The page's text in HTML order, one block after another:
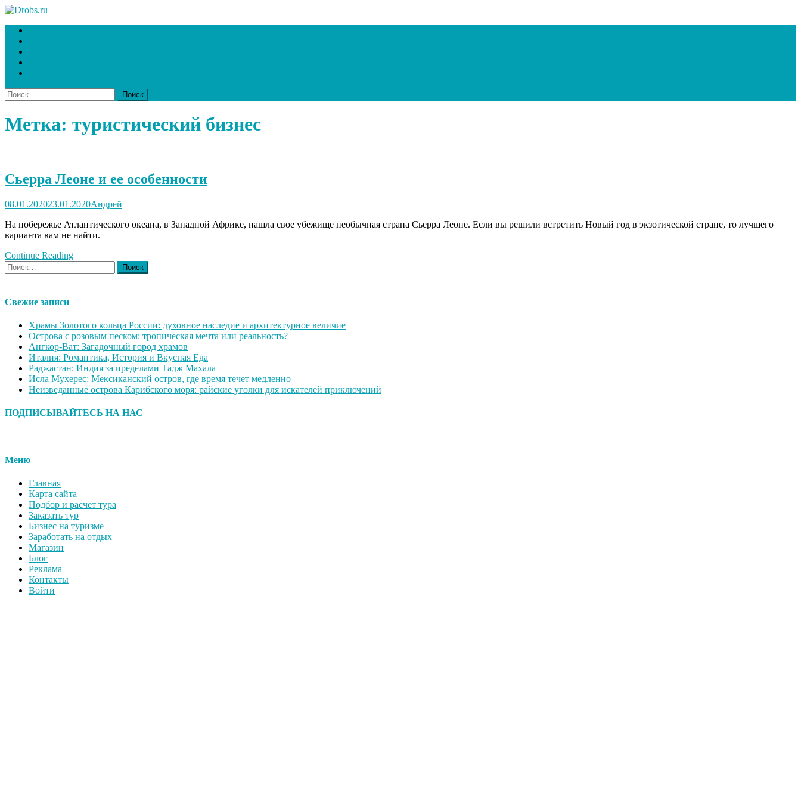
Skip
content
Drobs.ru
Ваш гид в мире туризма
Найти:
Метка: туристический бизнес
Сьерра Леоне и ее особенности
08.01.202023.01.2020Андрей
На побережье Атлантического океана, в Западной Африке, нашла свое убежище необычная страна Сьерра Леоне. Если вы решили встретить Новый год в экзотической стране, то лучшего
варианта вам не найти.
Continue Reading
Найти:
Свежие записи
Храмы Золотого кольца России: духовное наследие и архитектурное величие
Острова с розовым песком: тропическая мечта или реальность?
Ангкор-Ват: Загадочный город храмов
Италия: Романтика, История и Вкусная Еда
Раджастан: Индия за пределами Тадж Махала
Исла Мухерес: Мексиканский остров, где время течет медленно
Неизведанные острова Карибского моря: райские уголки для искателей приключений
ПОДПИСЫВАЙТЕСЬ НА НАС
Меню
Главная
Карта сайта
Подбор и расчет тура
Заказать тур
Бизнес на туризме
Заработать на отдых
Магазин
Блог
Реклама
Контакты
Войти